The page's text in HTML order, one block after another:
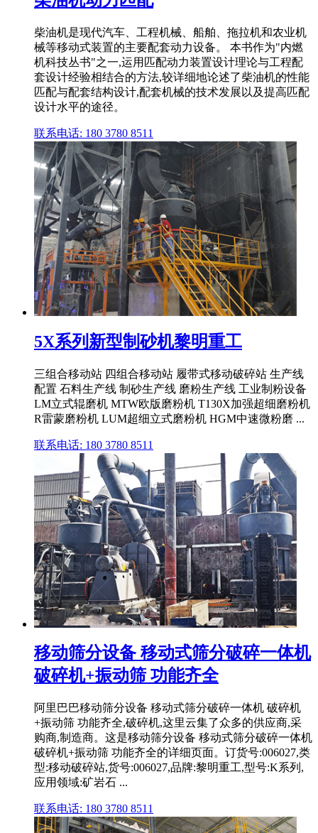
柴油机是现代汽车、工程机械、船舶、拖拉机和农业机
械等移动式装置的主要配套动力设备。 本书作为"内燃
机科技丛书"之一,运用匹配动力装置设计理论与工程配
套设计经验相结合的方法,较详细地论述了柴油机的性能
匹配与配套结构设计,配套机械的技术发展以及提高匹配
设计水平的途径。
联系电话: 180 3780 8511
5X系列新型制砂机黎明重工
三组合移动站 四组合移动站 履带式移动破碎站 生产线
配置 石料生产线 制砂生产线 磨粉生产线 工业制粉设备
LM立式辊磨机 MTW欧版磨粉机 T130X加强超细磨粉机
R雷蒙磨粉机 LUM超细立式磨粉机 HGM中速微粉磨 ...
联系电话: 180 3780 8511
移动筛分设备 移动式筛分破碎一体机
破碎机+振动筛 功能齐全
阿里巴巴移动筛分设备 移动式筛分破碎一体机 破碎机
+振动筛 功能齐全,破碎机,这里云集了众多的供应商,采
购商,制造商。这是移动筛分设备 移动式筛分破碎一体机
破碎机+振动筛 功能齐全的详细页面。订货号:006027,类
型:移动破碎站,货号:006027,品牌:黎明重工,型号:K系列,
应用领域:矿岩石 ...
联系电话: 180 3780 8511